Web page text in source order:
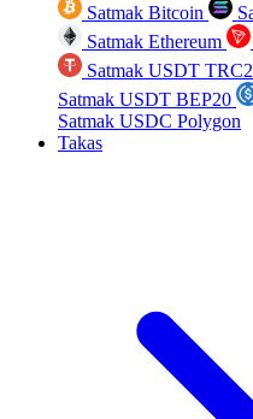
Satmak Bitcoin
Satmak Ethereum
Satmak USDT
Satmak USDT BEP20
Satmak USDC Polygon
Takas